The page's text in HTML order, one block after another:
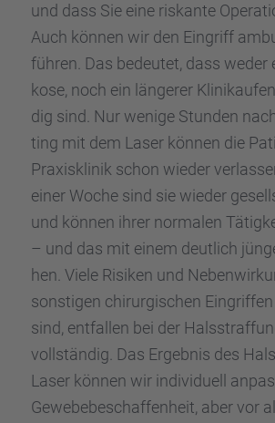
und dass Sie eine riskante
Auch können wir den Eingriff
füh­ren. Das bedeu­tet, dass
kose, noch ein länge­rer
dig sind. Nur wenige Stunden
ting mit dem Laser können die
Praxis­kli­nik schon wieder
einer Woche sind sie wieder
und können ihrer norma­len
– und das mit einem deutlich
hen. Viele Risiken und
sonsti­gen chirur­gi­schen
sind, entfal­len bei der
vollstän­dig. Das Ergeb­nis des
Laser können wir indivi­du­ell
Gewebe­be­schaf­fen­heit, aber vor